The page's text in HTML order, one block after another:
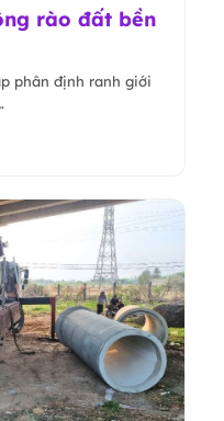
rào đất bền
phân định ranh giới